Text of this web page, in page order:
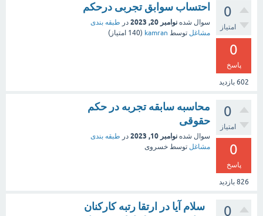
0
امتیاز
0
پاسخ
602 بازدید
احتساب سوابق تجربی درحکم
سوال شده نوامبر 20, 2023 در طبقه بندی
مشاغل توسط kamran
(
140 امتیاز)
0
امتیاز
0
پاسخ
826 بازدید
محاسبه سابقه تجربه در حکم
حقوقی
سوال شده نوامبر 10, 2023 در طبقه بندی
مشاغل توسط خسروی
0
سلام آیا در ارتقا رتبه کارکنان